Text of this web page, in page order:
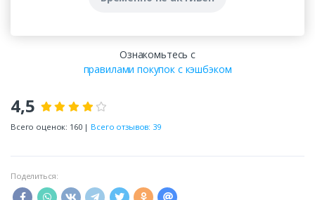
Ознакомьтесь с
правилами покупок с кэшбэком
4,5
Всего оценок: 160 | Всего отзывов: 39
Поделиться: